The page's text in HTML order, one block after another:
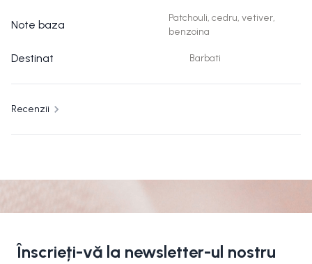
Note baza
Patchouli, cedru, vetiver,
benzoina
Destinat Barbati
Recenzii
Înscrieți-vă la newsletter-ul nostru